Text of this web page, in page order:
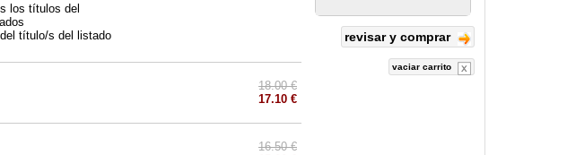
los títulos del
título/s del listado
18.00 €
17.10 €
16.50 €
revisar y comprar
vaciar carrito